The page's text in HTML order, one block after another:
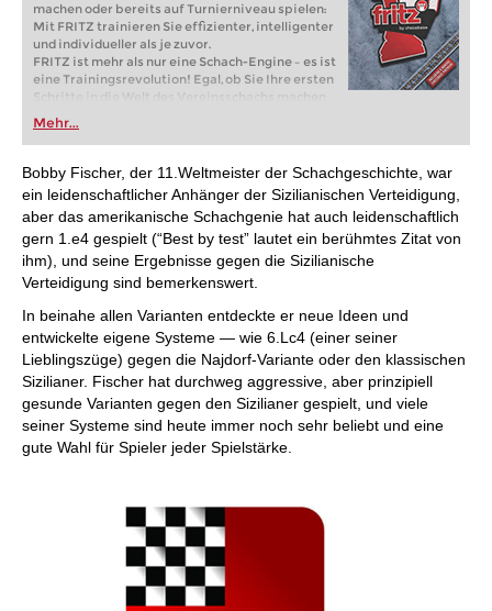
machen oder bereits auf Turnierniveau spielen:
Mit FRITZ trainieren Sie effizienter, intelligenter
und individueller als je zuvor.
FRITZ ist mehr als nur eine Schach-Engine – es ist
eine Trainingsrevolution! Egal, ob Sie Ihre ersten
Schritte in die Welt des Vereinsschachs machen
oder bereits auf Turnierniveau spielen: Mit
FRITZ trainieren Sie effizienter, intelligenter und
individueller als je zuvor.
Mehr...
Bobby Fischer, der 11.Weltmeister der Schachgeschichte, war
ein leidenschaftlicher Anhänger der Sizilianischen Verteidigung,
aber das amerikanische Schachgenie hat auch leidenschaftlich
gern 1.e4 gespielt (“Best by test” lautet ein berühmtes Zitat von
ihm), und seine Ergebnisse gegen die Sizilianische
Verteidigung sind bemerkenswert.
In beinahe allen Varianten entdeckte er neue Ideen und
entwickelte eigene Systeme — wie 6.Lc4 (einer seiner
Lieblingszüge) gegen die Najdorf-Variante oder den klassischen
Sizilianer. Fischer hat durchweg aggressive, aber prinzipiell
gesunde Varianten gegen den Sizilianer gespielt, und viele
seiner Systeme sind heute immer noch sehr beliebt und eine
gute Wahl für Spieler jeder Spielstärke.